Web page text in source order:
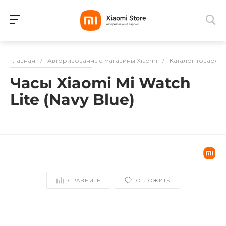
Разбейте
оплатуна части
Главная / Авторизованные магазины Xiaomi / Каталог товаров
Часы Xiaomi Mi Watch
Lite (Navy Blue)
СРАВНИТЬ ОТЛОЖИТЬ